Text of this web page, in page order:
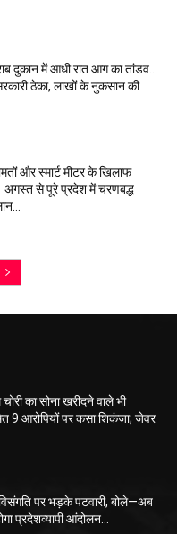
दुकान में आधी रात आग का तांडव…
ठेका, लाखों के नुकसान की
और स्मार्ट मीटर के खिलाफ
अगस्त से पूरे प्रदेश में चरणबद्ध
का सोना खरीदने वाले भी
9 आरोपियों पर कसा शिकंजा; जेवर
पर भड़के पटवारी, बोले—अब
प्रदेशव्यापी आंदोलन…